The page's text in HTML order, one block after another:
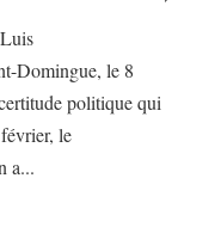
Domingue, le 8
politique qui
le
a...